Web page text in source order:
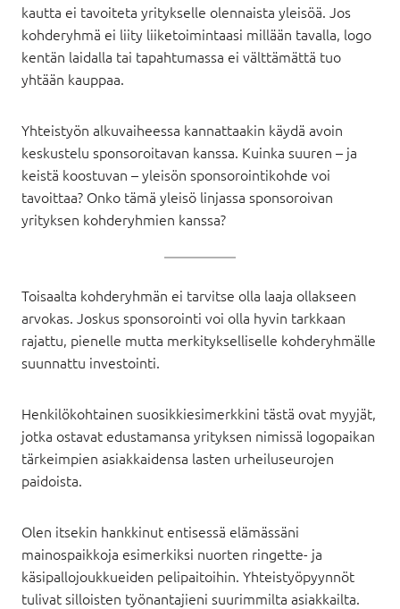
kautta ei tavoiteta yritykselle olennaista yleisöä. Jos
kohderyhmä ei liity liiketoimintaasi millään tavalla, logo
kentän laidalla tai tapahtumassa ei välttämättä tuo
yhtään kauppaa.
Yhteistyön alkuvaiheessa kannattaakin käydä avoin
keskustelu sponsoroitavan kanssa. Kuinka suuren – ja
keistä koostuvan – yleisön sponsorointikohde voi
tavoittaa? Onko tämä yleisö linjassa sponsoroivan
yrityksen kohderyhmien kanssa?
Toisaalta kohderyhmän ei tarvitse olla laaja ollakseen
arvokas. Joskus sponsorointi voi olla hyvin tarkkaan
rajattu, pienelle mutta merkitykselliselle kohderyhmälle
suunnattu investointi.
Henkilökohtainen suosikkiesimerkkini tästä ovat myyjät,
jotka ostavat edustamansa yrityksen nimissä logopaikan
tärkeimpien asiakkaidensa lasten urheiluseurojen
paidoista.
Olen itsekin hankkinut entisessä elämässäni
mainospaikkoja esimerkiksi nuorten ringette- ja
käsipallojoukkueiden pelipaitoihin. Yhteistyöpyynnöt
tulivat silloisten työnantajieni suurimmilta asiakkailta.